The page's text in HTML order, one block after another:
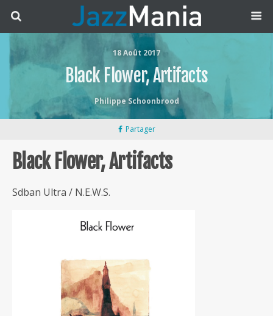
18 Août 2017
Black Flower, Artifacts
Philippe Schoonbrood
Partager
Black Flower, Artifacts
Sdban Ultra / N.E.W.S.